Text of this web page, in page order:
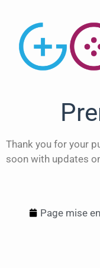
Thank you for your
soon with updates
Page mise